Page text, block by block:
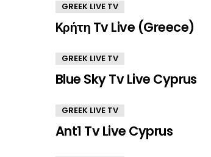
GREEK LIVE TV
Κρήτη Tv Live (Greece)
GREEK LIVE TV
Blue Sky Tv Live Cyprus
GREEK LIVE TV
Ant1 Tv Live Cyprus